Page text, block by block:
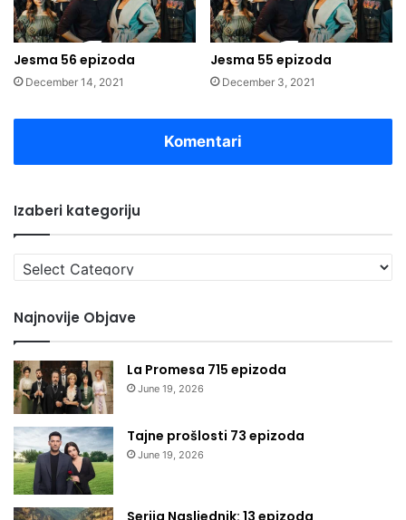
Jesma 56 epizoda
December 14, 2021
Jesma 55 epizoda
December 3, 2021
Komentari
Izaberi kategoriju
Izaberi
kategoriju
Najnovije Objave
La Promesa 715 epizoda
June 19, 2026
Tajne prošlosti 73 epizoda
June 19, 2026
Serija Nasljednik: 13 epizoda